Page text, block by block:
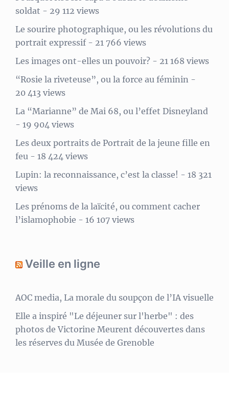
soldat - 29 112 views
Le sourire photographique, ou les révolutions du
portrait expressif- 21 766 views
Les images ont-elles un pouvoir? - 21 168 views
“Rosie la riveteuse”, ou la force au féminin -
20 413 views
La “Marianne” de Mai 68, ou l’effet Disneyland
- 19 904 views
Les deux portraits de Portrait de la jeune fille en
feu - 18 424 views
Lupin: la reconnaissance, c’est la classe! - 18 321
views
Les prénoms de la laïcité, ou comment cacher
l’islamophobie - 16 107 views
Veille en ligne
AOC media, La morale du soupçon de l’IA visuelle
Elle a inspiré "Le déjeuner sur l'herbe" : des
photos de Victorine Meurent découvertes dans
les réserves du Musée de Grenoble